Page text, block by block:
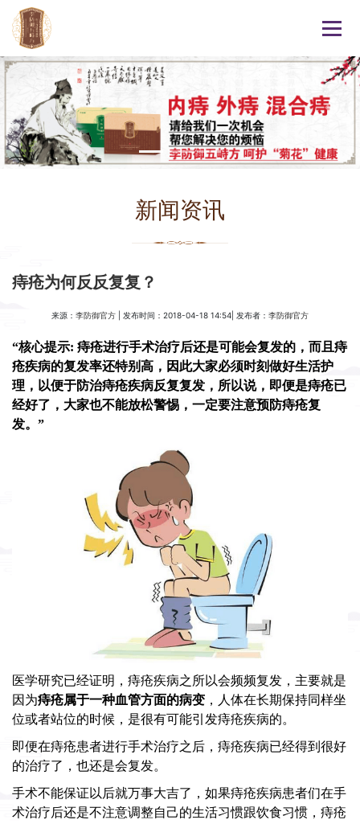
新闻资讯
痔疮为何反反复复？
来源： 李防御官方 | 发布时间：2018-04-18 14:54| 发布者： 李防御官方
“核心提示: 痔疮进行手术治疗后还是可能会复发的，而且痔
疮疾病的复发率还特别高，因此大家必须时刻做好生活护
理，以便于防治痔疮疾病反复复发，所以说，即便是痔疮已
经好了，大家也不能放松警惕，一定要注意预防痔疮复
发。”
医学研究已经证明，痔疮疾病之所以会频频复发，主要就是
因为痔疮属于一种血管方面的病变 ，人体在长期保持同样坐
位或者站位的时候，是很有可能引发痔疮疾病的。
即便在痔疮患者进行手术治疗之后，痔疮疾病已经得到很好
的治疗了，也还是会复发。
手术不能保证以后就万事大吉了，如果痔疮疾病患者们在手
术治疗后还是不注意调整自己的生活习惯跟饮食习惯，痔疮